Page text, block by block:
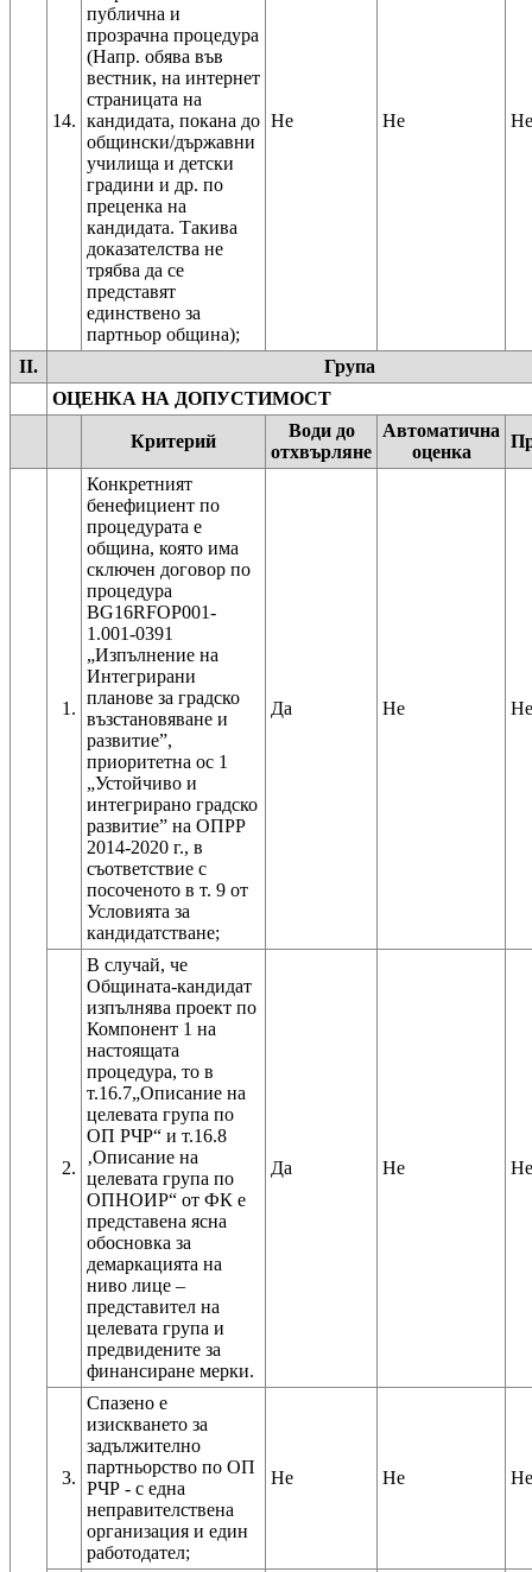
14.
публична и
прозрачна процедура
(Напр. обява във
вестник, на интернет
страницата на
кандидата, покана до
общински/държавни
училища и детски
градини и др. по
преценка на
кандидата. Такива
доказателства не
трябва да се
представят
единствено за
партньор община);
Не Не Не
II.
Група
ОЦЕНКА НА ДОПУСТИМОСТ
Критерий
Води до
отхвърляне
Автоматична
оценка
1.
Конкретният
бенефициент по
процедурата е
общинa, която има
сключен договор по
процедура
BG16RFOP001-
1.001-0391
„Изпълнение на
Интегрирани
планове за градско
възстановяване и
развитие”,
приоритетна ос 1
„Устойчиво и
интегрирано градско
развитие” на ОПРР
2014-2020 г., в
съответствие с
посоченото в т. 9 от
Условията за
кандидатстване;
Да Не Не
2.
В случай, че
Общината-кандидат
изпълнява проект по
Компонент 1 на
настоящата
процедура, то в
т.16.7„Описание на
целевата група по
ОП РЧР“ и т.16.8
‚Описание на
целевата група по
ОПНОИР“ от ФК е
представена ясна
обосновка за
демаркацията на
ниво лице –
представител на
целевата група и
предвидените за
финансиране мерки.
Да Не Не
3.
Спазено е
изискването за
задължително
партньорство по ОП
РЧР - с една
неправителствена
организация и един
работодател;
Не Не Не